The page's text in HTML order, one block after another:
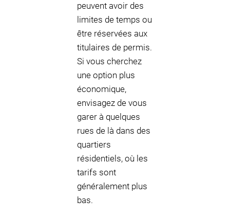
peuvent avoir des
limites de temps ou
être réservées aux
titulaires de permis.
Si vous cherchez
une option plus
économique,
envisagez de vous
garer à quelques
rues de là dans des
quartiers
résidentiels, où les
tarifs sont
généralement plus
bas.